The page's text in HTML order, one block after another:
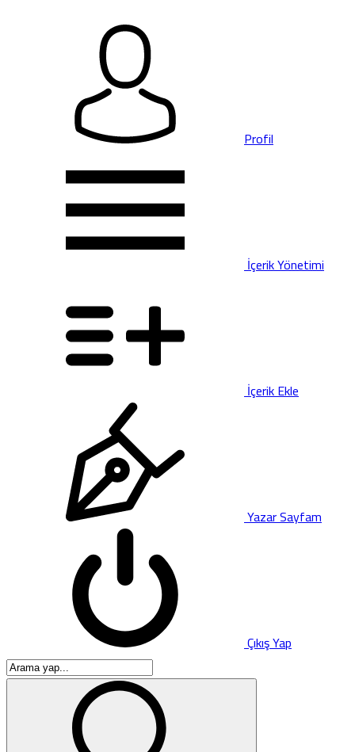
Profil
İçerik Yönetimi
İçerik Ekle
Yazar Sayfam
Çıkış Yap